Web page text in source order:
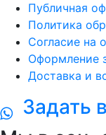
Публичная
Политика
Согласие на
Оформление
Доставка и
Задать